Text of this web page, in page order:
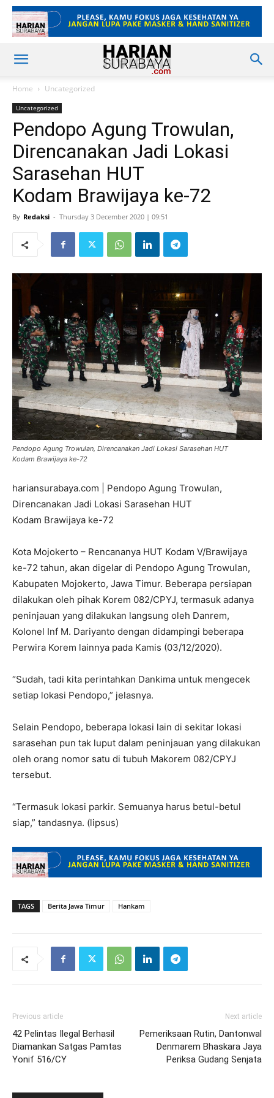
Home Uncategorized
Uncategorized
Pendopo Agung Trowulan,
Direncanakan Jadi Lokasi
Sarasehan HUT
Kodam Brawijaya ke-72
By Redaksi - Thursday 3 December 2020 | 09:51
Pendopo Agung Trowulan, Direncanakan Jadi Lokasi Sarasehan HUT
Kodam Brawijaya ke-72
hariansurabaya.com | Pendopo Agung Trowulan,
Direncanakan Jadi Lokasi Sarasehan HUT
Kodam Brawijaya ke-72
Kota Mojokerto – Rencananya HUT Kodam V/Brawijaya
ke-72 tahun, akan digelar di Pendopo Agung Trowulan,
Kabupaten Mojokerto, Jawa Timur. Beberapa persiapan
dilakukan oleh pihak Korem 082/CPYJ, termasuk adanya
peninjauan yang dilakukan langsung oleh Danrem,
Kolonel Inf M. Dariyanto dengan didampingi beberapa
Perwira Korem lainnya pada Kamis (03/12/2020).
“Sudah, tadi kita perintahkan Dankima untuk mengecek
setiap lokasi Pendopo,” jelasnya.
Selain Pendopo, beberapa lokasi lain di sekitar lokasi
sarasehan pun tak luput dalam peninjauan yang dilakukan
oleh orang nomor satu di tubuh Makorem 082/CPYJ
tersebut.
“Termasuk lokasi parkir. Semuanya harus betul-betul
siap,” tandasnya. (lipsus)
TAGS Berita Jawa Timur Hankam
Previous article
42 Pelintas Ilegal Berhasil
Diamankan Satgas Pamtas
Yonif 516/CY
Next article
Pemeriksaan Rutin, Dantonwal
Denmarem Bhaskara Jaya
Periksa Gudang Senjata